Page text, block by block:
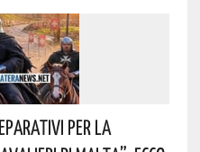
Per La